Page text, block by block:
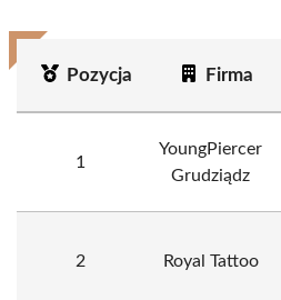
Pozycja Firma
1
YoungPiercer
Grudziądz
2 Royal Tattoo